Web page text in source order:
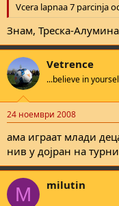
Vcera lapnaa 7 parcinja
Знам, Треска-
Vetrence
...believe in
24 ноември 2008
ама играат млади
нив у дојран на
M milutin